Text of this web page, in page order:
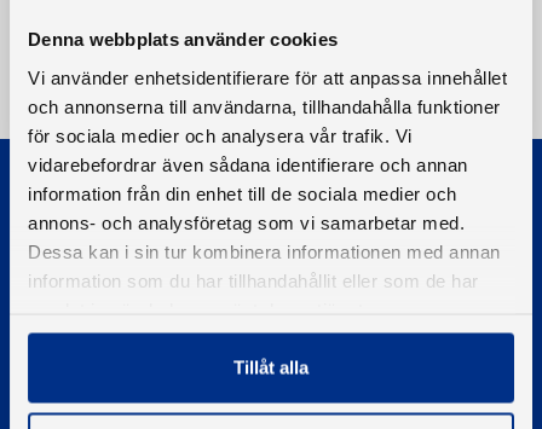
Denna webbplats använder cookies
Vi använder enhetsidentifierare för att anpassa innehållet
och annonserna till användarna, tillhandahålla funktioner
för sociala medier och analysera vår trafik. Vi
vidarebefordrar även sådana identifierare och annan
information från din enhet till de sociala medier och
annons- och analysföretag som vi samarbetar med.
Dessa kan i sin tur kombinera informationen med annan
information som du har tillhandahållit eller som de har
Tillåt alla
Information om cookies